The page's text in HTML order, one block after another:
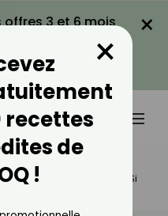
offres 3 et 6 mois
×
90 Secondes… Sauf Si
recettes
de
!
×